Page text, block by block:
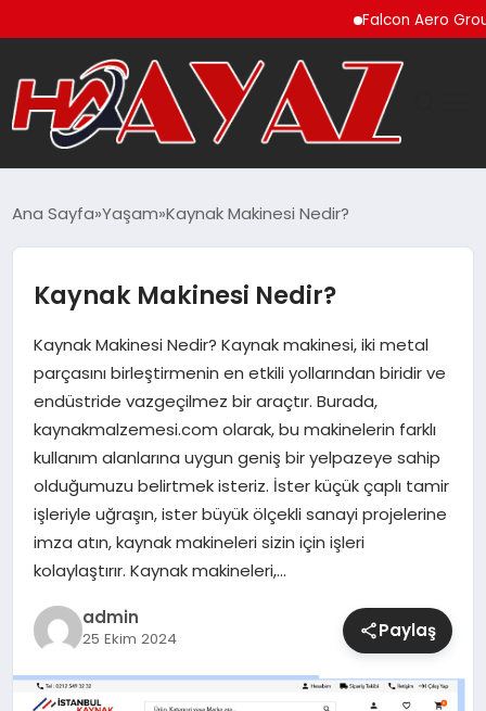
Falcon Aero Group,
DÜNYA
EĞITIM
EKONOMI
MAGAZIN
SAĞLIK
SIYASET
TEKNOLOJI
YAŞAM
Ana Sayfa Yaşam Kaynak Makinesi Nedir?
Kaynak Makinesi Nedir?
Kaynak Makinesi Nedir? Kaynak makinesi, iki metal
parçasını birleştirmenin en etkili yollarından biridir ve
endüstride vazgeçilmez bir araçtır. Burada,
kaynakmalzemesi.com olarak, bu makinelerin farklı
kullanım alanlarına uygun geniş bir yelpazeye sahip
olduğumuzu belirtmek isteriz. İster küçük çaplı tamir
işleriyle uğraşın, ister büyük ölçekli sanayi projelerine
imza atın, kaynak makineleri sizin için işleri
kolaylaştırır. Kaynak makineleri,…
admin
25 Ekim 2024 Paylaş